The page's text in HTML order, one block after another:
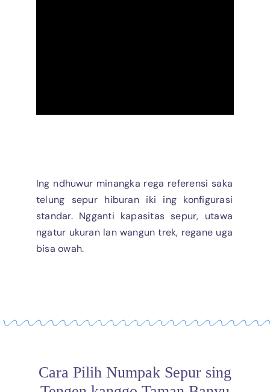
Ing ndhuwur minangka rega referensi saka
telung sepur hiburan iki ing konfigurasi
standar. Ngganti kapasitas sepur, utawa
ngatur ukuran lan wangun trek, regane uga
bisa owah.
Cara Pilih Numpak Sepur sing